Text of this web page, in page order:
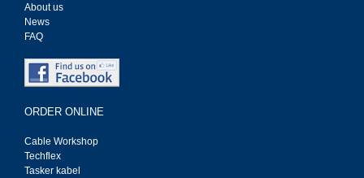
About us
News
FAQ
ORDER ONLINE
Cable Workshop
Techflex
Tasker kabel